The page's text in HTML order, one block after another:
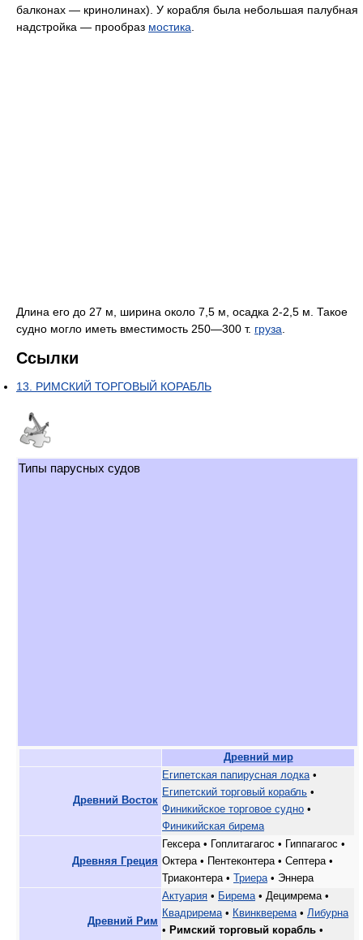
балконах — кринолинах). У корабля была небольшая палубная
надстройка — прообраз мостика
Длина его до 27 м, ширина около 7,5 м, осадка 2-2,5 м. Такое
судно могло иметь вместимость 250—300 т. груза
Ссылки
13. РИМСКИЙ ТОРГОВЫЙ КОРАБЛЬ
Типы парусных судов
Древний мир
Древний Восток
Египетская папирусная лодка •
Египетский торговый корабль •
Финикийское торговое судно •
Финикийская бирема
Древняя Греция
Гексера • Гоплитагагос • Гиппагагос •
Октера • Пентеконтера • Септера •
Триаконтера • Триера • Эннера
Древний Рим
Актуария • Бирема • Децимрема •
Квадрирема • Квинкверема • Либурна
• Римский торговый корабль •